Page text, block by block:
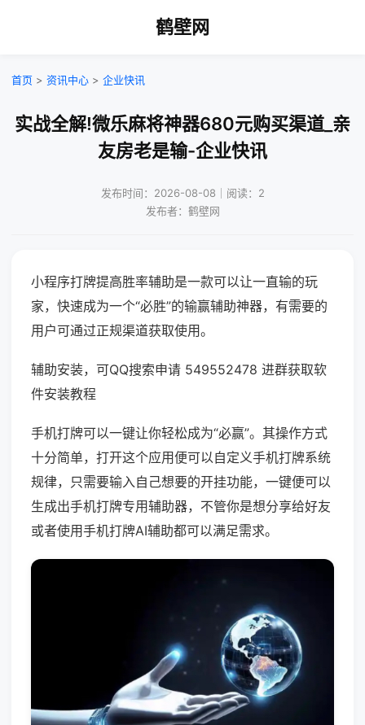
鹤壁网
首页 > 资讯中心 > 企业快讯
实战全解!微乐麻将神器680元购买渠道_亲
友房老是输-企业快讯
发布时间：2026-08-08｜阅读：2
发布者：鹤壁网
小程序打牌提高胜率辅助是一款可以让一直输的玩
家，快速成为一个“必胜”的输赢辅助神器，有需要的
用户可通过正规渠道获取使用。
辅助安装，可QQ搜索申请 549552478 进群获取软
件安装教程
手机打牌可以一键让你轻松成为“必赢”。其操作方式
十分简单，打开这个应用便可以自定义手机打牌系统
规律，只需要输入自己想要的开挂功能，一键便可以
生成出手机打牌专用辅助器，不管你是想分享给好友
或者使用手机打牌AI辅助都可以满足需求。